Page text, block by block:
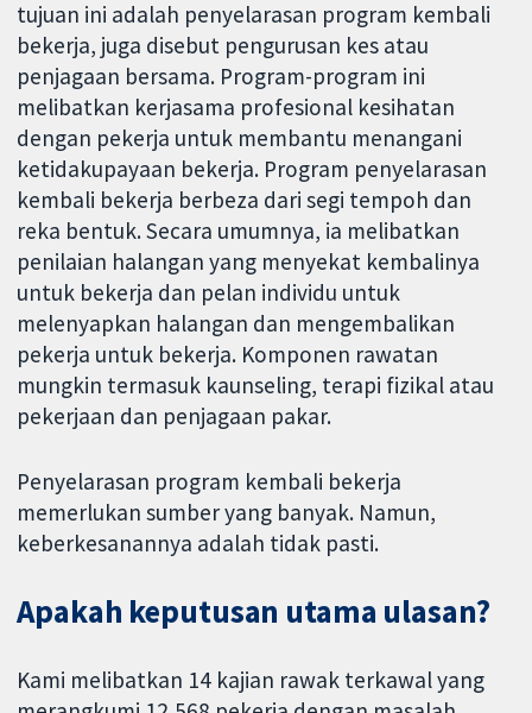
tujuan ini adalah penyelarasan program kembali
bekerja, juga disebut pengurusan kes atau
penjagaan bersama. Program-program ini
melibatkan kerjasama profesional kesihatan
dengan pekerja untuk membantu menangani
ketidakupayaan bekerja. Program penyelarasan
kembali bekerja berbeza dari segi tempoh dan
reka bentuk. Secara umumnya, ia melibatkan
penilaian halangan yang menyekat kembalinya
untuk bekerja dan pelan individu untuk
melenyapkan halangan dan mengembalikan
pekerja untuk bekerja. Komponen rawatan
mungkin termasuk kaunseling, terapi fizikal atau
pekerjaan dan penjagaan pakar.
Penyelarasan program kembali bekerja
memerlukan sumber yang banyak. Namun,
keberkesanannya adalah tidak pasti.
Apakah keputusan utama ulasan?
Kami melibatkan 14 kajian rawak terkawal yang